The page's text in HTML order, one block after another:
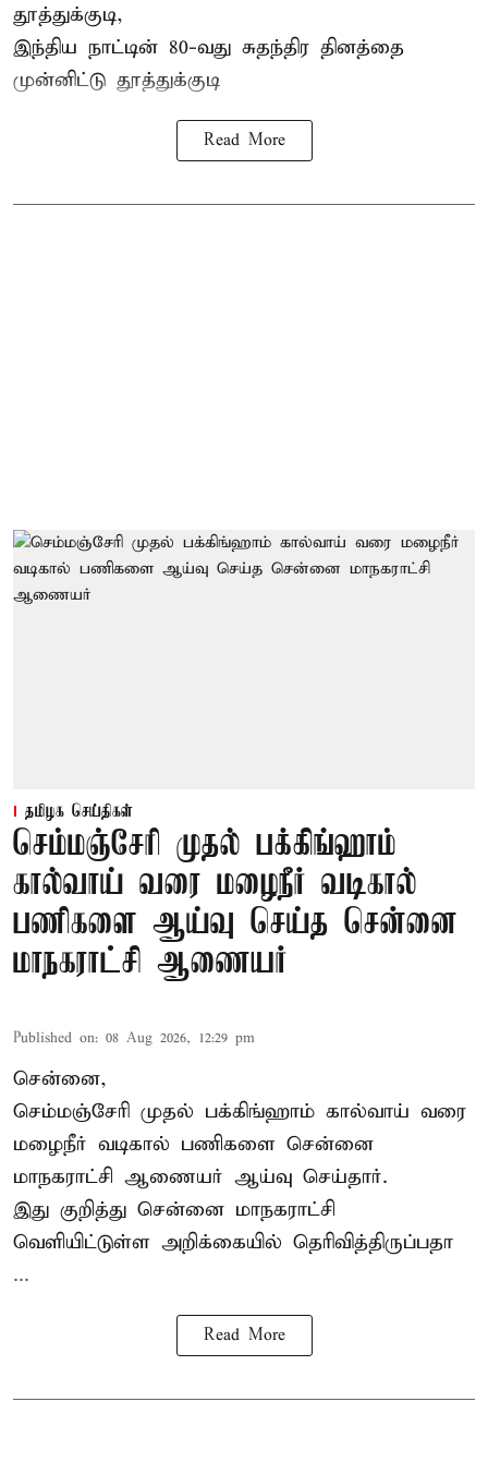
தூத்துக்குடி,
இந்திய நாட்டின் 80-வது சுதந்திர தினத்தை
முன்னிட்டு தூத்துக்குடி
Read More
தமிழக செய்திகள்
செம்மஞ்சேரி முதல் பக்கிங்ஹாம்
கால்வாய் வரை மழைநீர் வடிகால்
பணிகளை ஆய்வு செய்த சென்னை
மாநகராட்சி ஆணையர்
Published on: 08 Aug 2026, 12:29 pm
சென்னை,
செம்மஞ்சேரி முதல் பக்கிங்ஹாம் கால்வாய் வரை
மழைநீர் வடிகால் பணிகளை சென்னை
மாநகராட்சி ஆணையர் ஆய்வு செய்தார்.
இது குறித்து சென்னை மாநகராட்சி
வெளியிட்டுள்ள அறிக்கையில் தெரிவித்திருப்பதா
...
Read More